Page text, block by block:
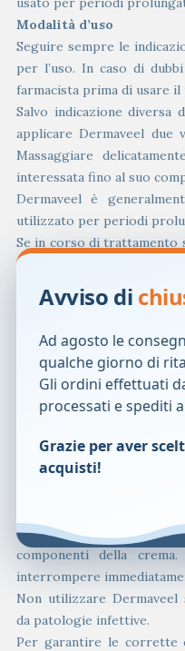
Modalità d’uso
Seguire sempre le
per l’uso. In caso di
farmacista prima di usare
Salvo indicazione diversa
applicare Dermaveel due
Massaggiare
interessata fino al suo
Dermaveel è
utilizzato per periodi
Se in corso di trattamento
se i sintomi persistono
sospendere il
Ectoina, acqua,
glicole caprilico,
caprilico/caprico, olio di
oliva, olio vegetale
gomma rizobiana,
idrogenata, alcoli C12-
Non usare Dermaveel in
componenti della
interrompere
Non utilizzare Dermaveel
da patologie infettive.
Per garantire le corrette
Avviso di
Ad agosto le
qualche giorno di
Gli ordini effettuati
processati e spediti
Grazie per aver
acquisti!